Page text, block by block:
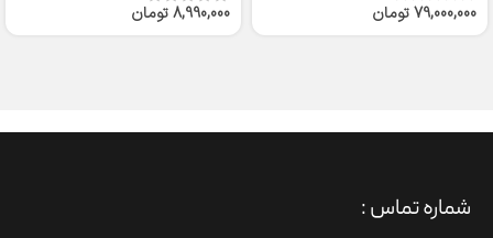
79,000,000تومان
8,990,000تومان
شماره تماس :